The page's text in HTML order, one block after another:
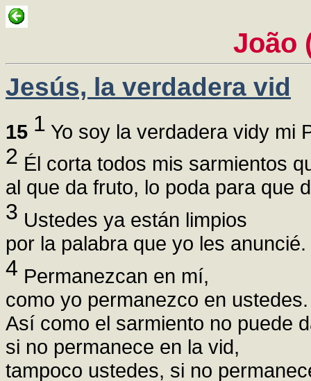
João
Jesús, la verdadera vid
15 1 Yo soy la verdadera vidy mi
2 Él corta todos mis sarmientos
al que da fruto, lo poda para que
3 Ustedes ya están limpios
por la palabra que yo les anuncié.
4 Permanezcan en mí,
como yo permanezco en ustedes.
Así como el sarmiento no puede
si no permanece en la vid,
tampoco ustedes, si no